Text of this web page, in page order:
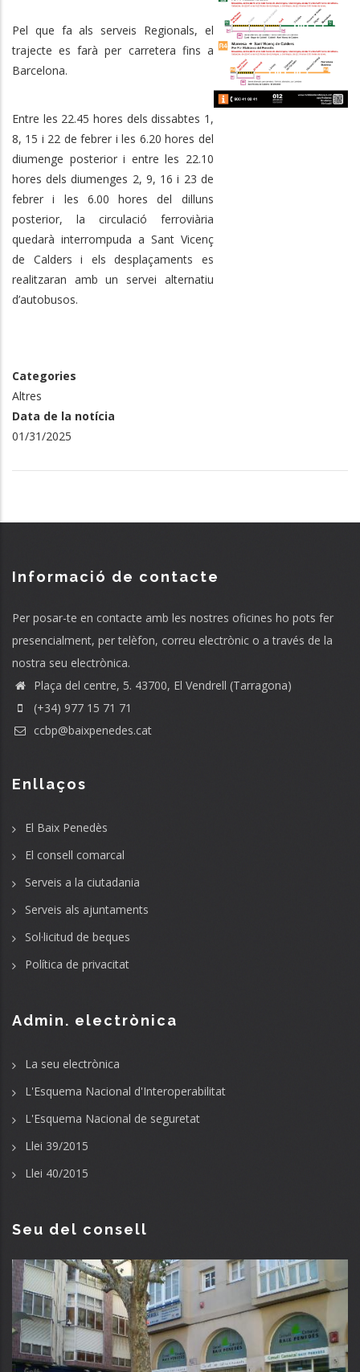
Pel que fa als serveis Regionals, el
trajecte es farà per carretera fins a
Barcelona.
Entre les 22.45 hores dels dissabtes 1,
8, 15 i 22 de febrer i les 6.20 hores del
diumenge posterior i entre les 22.10
hores dels diumenges 2, 9, 16 i 23 de
febrer i les 6.00 hores del dilluns
posterior, la circulació ferroviària
quedarà interrompuda a Sant Vicenç
de Calders i els desplaçaments es
realitzaran amb un servei alternatiu
d’autobusos.
Categories
Altres
Data de la notícia
01/31/2025
Informació de contacte
Per posar-te en contacte amb les nostres oficines ho pots fer
presencialment, per telèfon, correu electrònic o a través de la
nostra seu electrònica.
Plaça del centre, 5. 43700, El Vendrell (Tarragona)
(+34) 977 15 71 71
ccbp@baixpenedes.cat
Enllaços
El Baix Penedès
El consell comarcal
Serveis a la ciutadania
Serveis als ajuntaments
Sol·licitud de beques
Política de privacitat
Admin. electrònica
La seu electrònica
L'Esquema Nacional d'Interoperabilitat
L'Esquema Nacional de seguretat
Llei 39/2015
Llei 40/2015
Seu del consell